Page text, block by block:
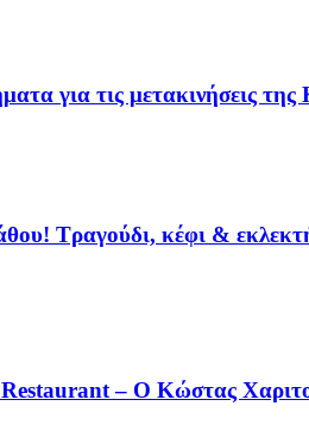
για τις μετακινήσεις της
Τραγούδι, κέφι &
– Ο Κώστας